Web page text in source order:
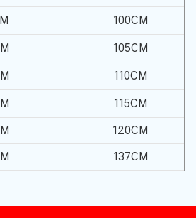
100CM
105CM
110CM
115CM
120CM
137CM